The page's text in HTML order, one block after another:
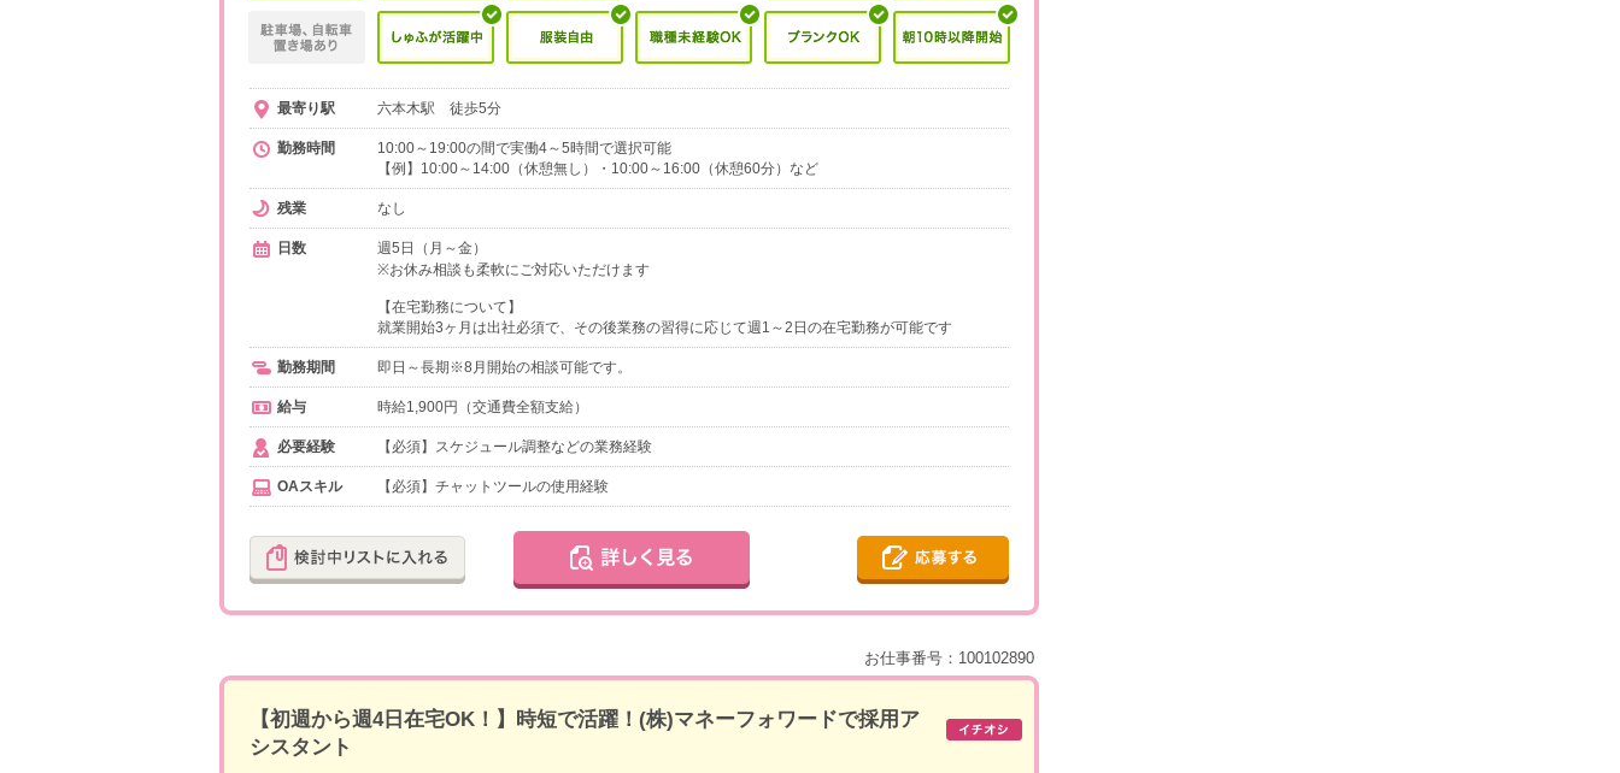
最寄り駅 六本木駅 徒歩5分
勤務時間
10:00～19:00の間で実働4～5時間で選択可能
【例】10:00～14:00（休憩無し）・10:00～16:00（休憩60分）など
残業 なし
日数
週5日（月～金）
※お休み相談も柔軟にご対応いただけます
【在宅勤務について】
就業開始3ヶ月は出社必須で、その後業務の習得に応じて週1～2日の在宅勤務が可能です
勤務期間 即日～長期※8月開始の相談可能です。
給与 時給1,900円（交通費全額支給）
必要経験 【必須】スケジュール調整などの業務経験
OAスキル 【必須】チャットツールの使用経験
お仕事番号：100102890
【初週から週4日在宅OK！】時短で活躍！(株)マネーフォワードで採用ア
シスタント